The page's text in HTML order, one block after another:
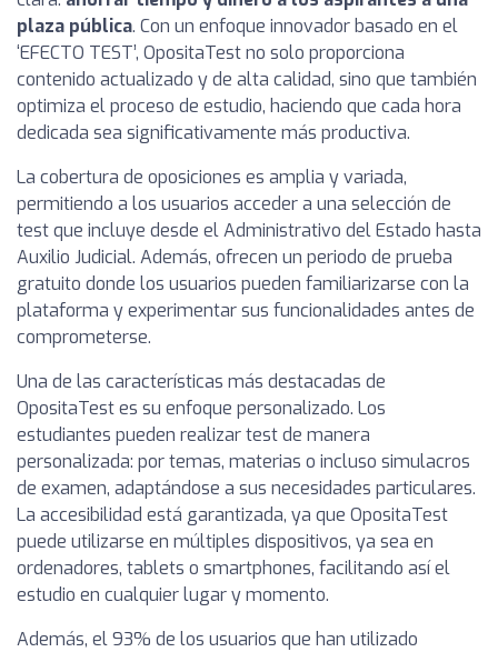
plaza pública. Con un enfoque innovador basado en el
‘EFECTO TEST’, OpositaTest no solo proporciona
contenido actualizado y de alta calidad, sino que también
optimiza el proceso de estudio, haciendo que cada hora
dedicada sea significativamente más productiva.
La cobertura de oposiciones es amplia y variada,
permitiendo a los usuarios acceder a una selección de
test que incluye desde el Administrativo del Estado hasta
Auxilio Judicial. Además, ofrecen un periodo de prueba
gratuito donde los usuarios pueden familiarizarse con la
plataforma y experimentar sus funcionalidades antes de
comprometerse.
Una de las características más destacadas de
OpositaTest es su enfoque personalizado. Los
estudiantes pueden realizar test de manera
personalizada: por temas, materias o incluso simulacros
de examen, adaptándose a sus necesidades particulares.
La accesibilidad está garantizada, ya que OpositaTest
puede utilizarse en múltiples dispositivos, ya sea en
ordenadores, tablets o smartphones, facilitando así el
estudio en cualquier lugar y momento.
Además, el 93% de los usuarios que han utilizado